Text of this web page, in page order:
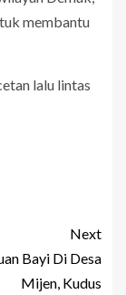
membantu
lalu lintas
Next
Bayi Di Desa
Mijen, Kudus